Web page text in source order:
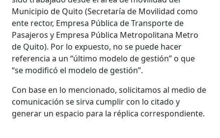
Municipio de Quito (Secretaría de Movilidad como
ente rector, Empresa Pública de Transporte de
Pasajeros y Empresa Pública Metropolitana Metro
de Quito). Por lo expuesto, no se puede hacer
referencia a un “último modelo de gestión” o que
“se modificó el modelo de gestión”.
Con base en lo mencionado, solicitamos al medio de
comunicación se sirva cumplir con lo citado y
generar un espacio para la réplica correspondiente.